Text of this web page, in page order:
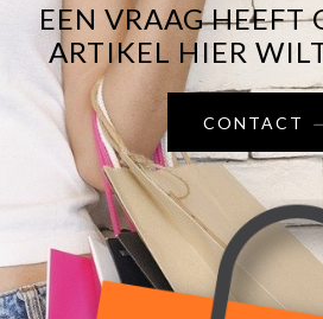
EEN VRAAG HEEFT
ARTIKEL HIER
CONTACT